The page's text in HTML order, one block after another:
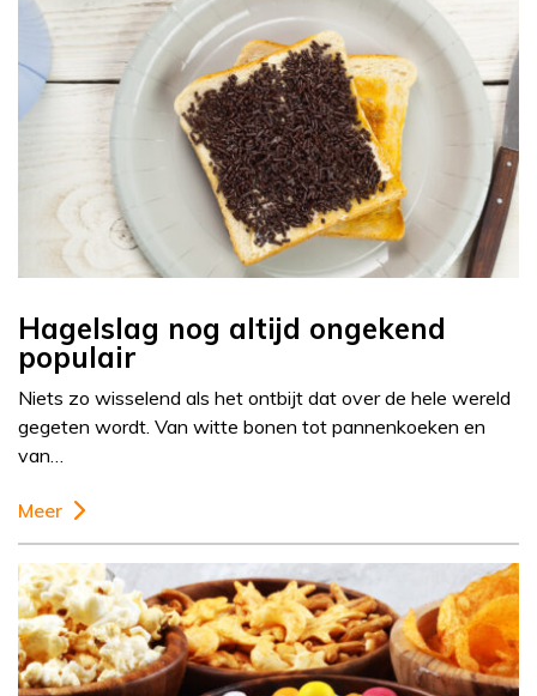
Hagelslag nog altijd ongekend
populair
Niets zo wisselend als het ontbijt dat over de hele wereld
gegeten wordt. Van witte bonen tot pannenkoeken en
van…
Meer